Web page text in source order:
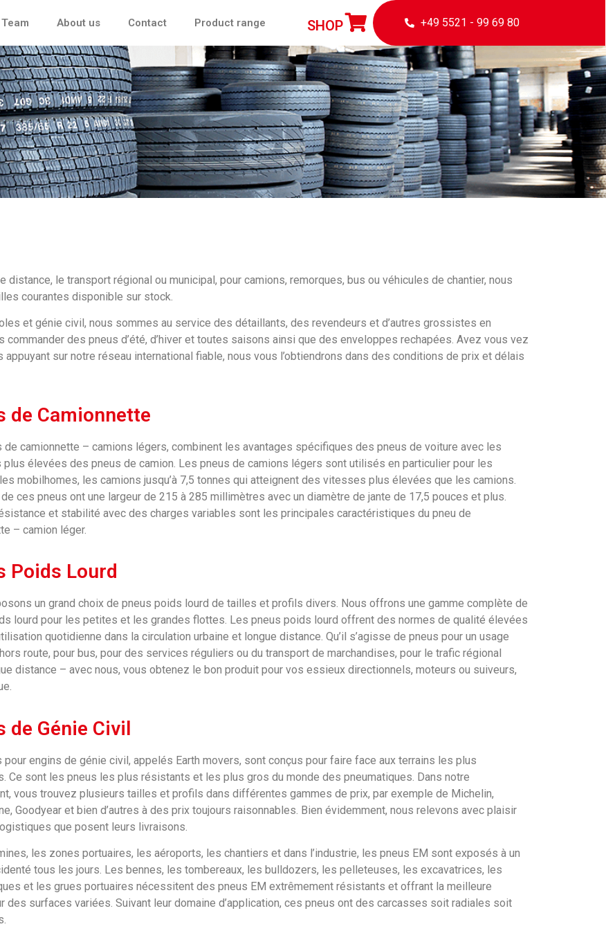
Team About us Contact Product range SHOP +49 5521 - 99 69 80
le transport régional ou municipal, pour camions, remorques, bus ou véhicules de chantier, nous
courantes disponible sur stock.
et génie civil, nous sommes au service des détaillants, des revendeurs et d’autres grossistes en
des pneus d’été, d’hiver et toutes saisons ainsi que des enveloppes rechapées. Avez vous vez
appuyant sur notre réseau international fiable, nous vous l’obtiendrons dans des conditions de prix et délais
de Camionnette
de camionnette – camions légers, combinent les avantages spécifiques des pneus de voiture avec les
plus élevées des pneus de camion. Les pneus de camions légers sont utilisés en particulier pour les
mobilhomes, les camions jusqu’à 7,5 tonnes qui atteignent des vitesses plus élevées que les camions.
ces pneus ont une largeur de 215 à 285 millimètres avec un diamètre de jante de 17,5 pouces et plus.
et stabilité avec des charges variables sont les principales caractéristiques du pneu de
– camion léger.
Poids Lourd
un grand choix de pneus poids lourd de tailles et profils divers. Nous offrons une gamme complète de
lourd pour les petites et les grandes flottes. Les pneus poids lourd offrent des normes de qualité élevées
quotidienne dans la circulation urbaine et longue distance. Qu’il s’agisse de pneus pour un usage
route, pour bus, pour des services réguliers ou du transport de marchandises, pour le trafic régional
distance – avec nous, vous obtenez le bon produit pour vos essieux directionnels, moteurs ou suiveurs,
de Génie Civil
pour engins de génie civil, appelés Earth movers, sont conçus pour faire face aux terrains les plus
Ce sont les pneus les plus résistants et les plus gros du monde des pneumatiques. Dans notre
vous trouvez plusieurs tailles et profils dans différentes gammes de prix, par exemple de Michelin,
Goodyear et bien d’autres à des prix toujours raisonnables. Bien évidemment, nous relevons avec plaisir
que posent leurs livraisons.
les zones portuaires, les aéroports, les chantiers et dans l’industrie, les pneus EM sont exposés à un
tous les jours. Les bennes, les tombereaux, les bulldozers, les pelleteuses, les excavatrices, les
et les grues portuaires nécessitent des pneus EM extrêmement résistants et offrant la meilleure
des surfaces variées. Suivant leur domaine d’application, ces pneus ont des carcasses soit radiales soit